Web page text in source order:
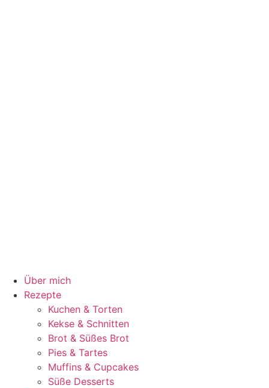
Über mich
Rezepte
Kuchen & Torten
Kekse & Schnitten
Brot & Süßes Brot
Pies & Tartes
Muffins & Cupcakes
Süße Desserts